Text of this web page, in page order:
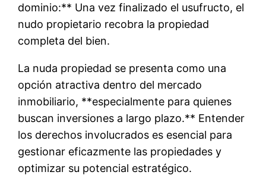
dominio:** Una vez finalizado el usufructo, el
nudo propietario recobra la propiedad
completa del bien.
La nuda propiedad se presenta como una
opción atractiva dentro del mercado
inmobiliario, **especialmente para quienes
buscan inversiones a largo plazo.** Entender
los derechos involucrados es esencial para
gestionar eficazmente las propiedades y
optimizar su potencial estratégico.